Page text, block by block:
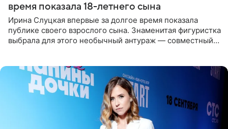
время показала 18-летнего сына
Ирина Слуцкая впервые за долгое время показала
публике своего взрослого сына. Знаменитая фигуристка
выбрала для этого необычный антураж — совместный